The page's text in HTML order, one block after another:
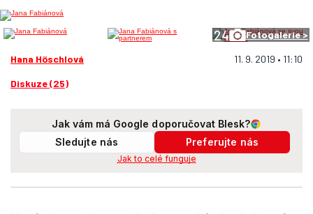
24 Fotogalerie >
Hana Höschlová 11. 9. 2019 • 11:10
Diskuze (25)
Jak vám má Google doporučovat Blesk?
Sledujte nás
Preferujte nás
Jak to celé funguje